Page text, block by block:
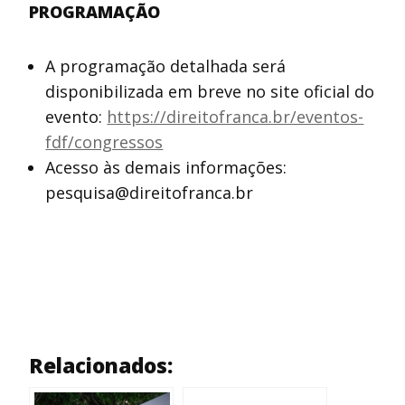
PROGRAMAÇÃO
A programação detalhada será
disponibilizada em breve no site oficial do
evento: https://direitofranca.br/eventos-
fdf/congressos
Acesso às demais informações:
pesquisa@direitofranca.br
Relacionados: